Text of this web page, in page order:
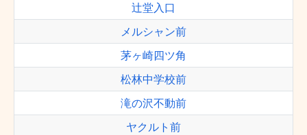
辻堂入口
メルシャン前
茅ヶ崎四ツ角
松林中学校前
滝の沢不動前
ヤクルト前